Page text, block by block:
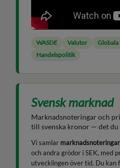
WASDE Valutor
Handelspolitik
Svensk marknad
Marknadsnoteringar och
till svenska kronor — det
Vi samlar marknadsnoteringar
och andra grödor i SEK, med
utvecklingen över tid. Du kan